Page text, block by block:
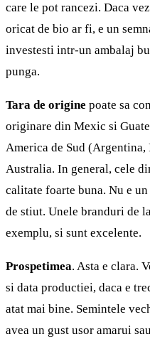
care le pot rancezi. Daca
oricat de bio ar fi, e un
investesti intr-un ambalaj
punga.
Tara de origine poate sa
originare din Mexic si
America de Sud
Australia. In general, cele
calitate foarte buna. Nu e
de stiut. Unele branduri de
exemplu, si sunt excelente.
Prospetimea. Asta e clara.
si data productiei, daca e
atat mai bine. Semintele
avea un gust usor amarui